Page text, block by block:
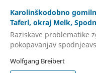
Karolinškodobno
Taferl, okraj Melk,
Raziskave problematike
pokopavanjav
Wolfgang Breibert